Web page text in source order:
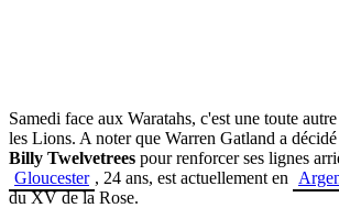
Samedi face aux Waratahs, c'est une toute
les Lions. A noter que Warren Gatland a
Billy Twelvetrees pour renforcer ses lignes
Gloucester , 24 ans, est actuellement en
du XV de la Rose.